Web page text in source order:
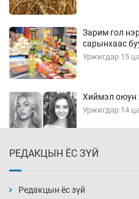
Зарим гол
сарынхаас
Уржигдар 15
Хиймэл оюун
Уржигдар 14
Уржигдар 14
РЕДАКЦЫН ЁС ЗҮЙ
Редакцын ёс зүй